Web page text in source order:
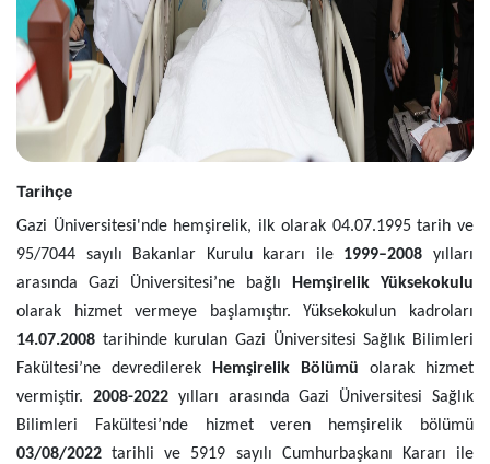
Tarihçe
Gazi Üniversitesi'nde hemşirelik, ilk olarak 04.07.1995 tarih ve
95/7044 sayılı Bakanlar Kurulu kararı ile 1999–2008 yılları
arasında Gazi Üniversitesi’ne bağlı
Hemşirelik Yüksekokulu
olarak hizmet vermeye başlamıştır. Yüksekokulun kadroları
14.07.2008 tarihinde kurulan Gazi Üniversitesi Sağlık Bilimleri
Fakültesi’ne devredilerek
Hemşirelik Bölümü olarak hizmet
vermiştir. 2008-2022 yılları arasında Gazi Üniversitesi Sağlık
Bilimleri Fakültesi’nde hizmet veren hemşirelik bölümü
03/08/2022 tarihli ve 5919 sayılı Cumhurbaşkanı Kararı ile